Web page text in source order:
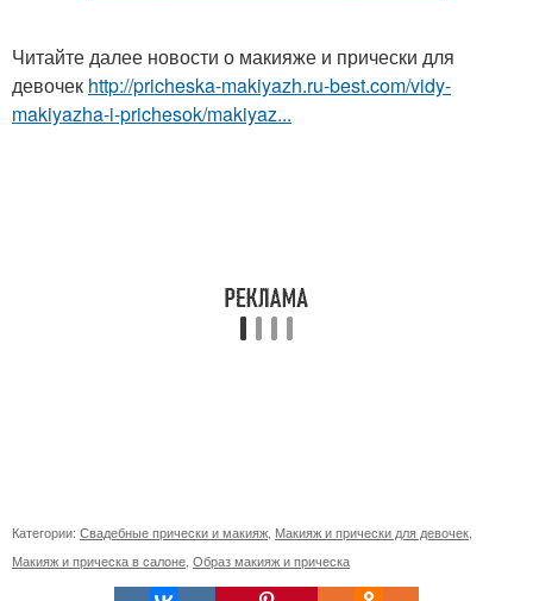
Читайте далее новости о макияже и прически для
девочек http://pricheska-makiyazh.ru-best.com/vidy-
makiyazha-i-prichesok/makiyaz...
Категории: Свадебные прически и макияж Макияж и прически для девочек
Макияж и прическа в салоне Образ макияж и прическа